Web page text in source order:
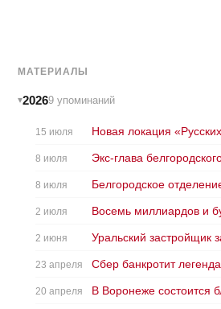
МАТЕРИАЛЫ
20269 упоминаний
15 июля Новая локация
8 июля Экс-глава
8 июля Белгородское
2 июля Восемь миллиардов и
2 июня Уральский застройщик
23 апреля Сбер банкротит
20 апреля В Воронеже состоится